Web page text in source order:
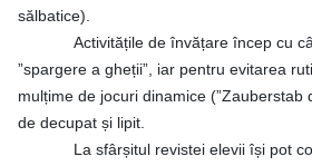
sălbatice).
Activitățile de învățare încep cu
”spargere a gheții”, iar pentru evitarea
mulțime de jocuri dinamice (”Zauberstab
de decupat și lipit.
La sfârșitul revistei elevii își pot